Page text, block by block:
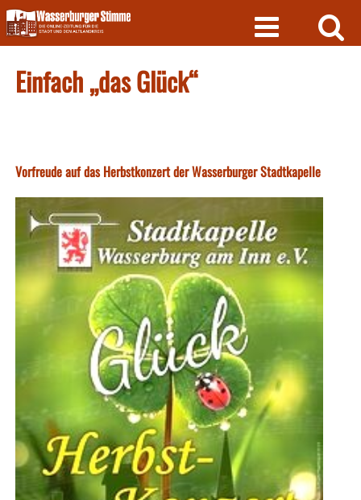
Skip
to
content
Einfach „das Glück“
Vorfreude auf das Herbstkonzert der Wasserburger Stadtkapelle